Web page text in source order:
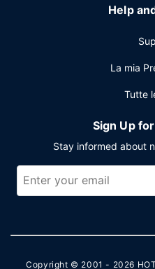
Help
La mia
Tutte
Sign Up
Stay informed about
Copyright © 2001 - 2026